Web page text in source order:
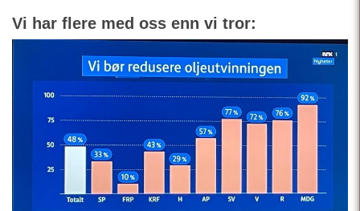
Vi har flere med oss enn vi tror: